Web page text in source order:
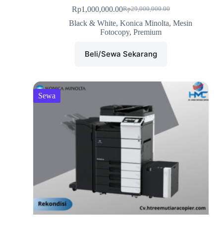
Rp29,000,000.00
Rp1,000,000.00
Black & White,Konica Minolta,Mesin
Fotocopy, Premium
Beli/Sewa Sekarang
Sewa